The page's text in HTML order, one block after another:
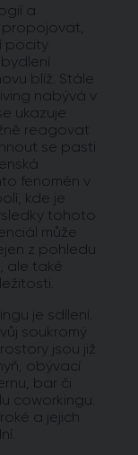
a
propojovat,
pocity
blíž. Stále
nabývá v
ukazuje
reagovat
se pasti
fenomén v
kde je
tohoto
může
z pohledu
ale také
je sdílení.
soukromý
jsou již
obývací
bar či
coworkingu.
a jejich